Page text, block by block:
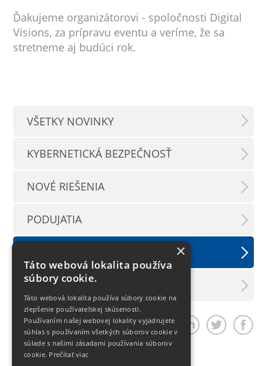
Ďakujeme organizátorovi - spoločnosti Digital
Visions, za prípravu eventu a veríme, že sa
stretneme aj budúci rok.
VŠETKY NOVINKY
KYBERNETICKÁ BEZPEČNOSŤ
NOVÉ RIEŠENIA
PODUJATIA
LX INFORMAČNÝ SERVIS
Zdieľať článok
×
Táto webová lokalita používa
súbory cookie.
Táto webová lokalita používa súbory cookie na
zlepšenie používateľskej skúsenosti.
Používaním našej webovej lokality vyjadrujete
súhlas s používaním všetkých súborov cookie v
súlade s našimi zásadami používania súborov
cookie. Prečítať viac